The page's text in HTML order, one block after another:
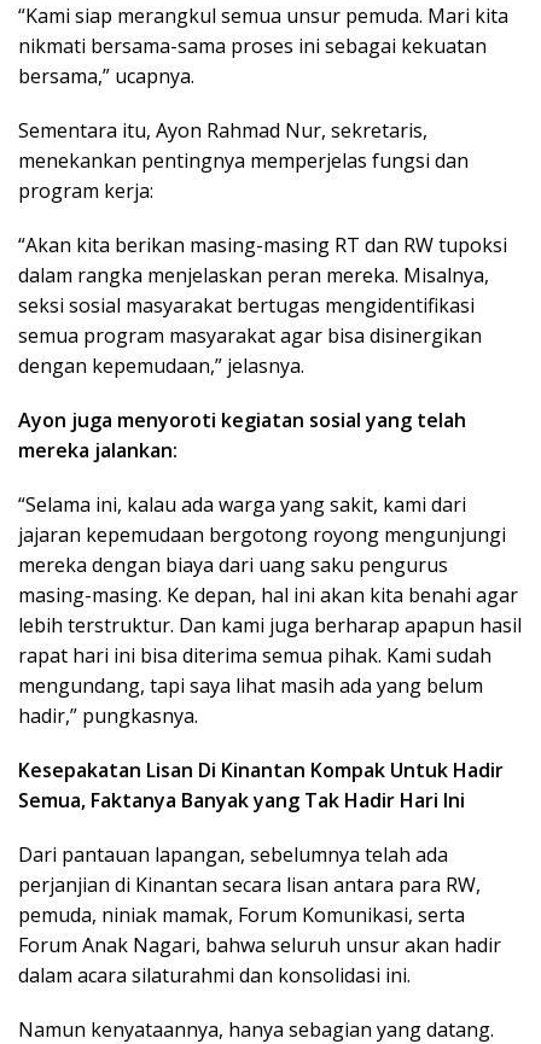
“Kami siap merangkul semua unsur pemuda. Mari kita
nikmati bersama-sama proses ini sebagai kekuatan
bersama,” ucapnya.
Sementara itu, Ayon Rahmad Nur, sekretaris,
menekankan pentingnya memperjelas fungsi dan
program kerja:
“Akan kita berikan masing-masing RT dan RW tupoksi
dalam rangka menjelaskan peran mereka. Misalnya,
seksi sosial masyarakat bertugas mengidentifikasi
semua program masyarakat agar bisa disinergikan
dengan kepemudaan,” jelasnya.
Ayon juga menyoroti kegiatan sosial yang telah
mereka jalankan:
“Selama ini, kalau ada warga yang sakit, kami dari
jajaran kepemudaan bergotong royong mengunjungi
mereka dengan biaya dari uang saku pengurus
masing-masing. Ke depan, hal ini akan kita benahi agar
lebih terstruktur. Dan kami juga berharap apapun hasil
rapat hari ini bisa diterima semua pihak. Kami sudah
mengundang, tapi saya lihat masih ada yang belum
hadir,” pungkasnya.
Kesepakatan Lisan Di Kinantan Kompak Untuk Hadir
Semua, Faktanya Banyak yang Tak Hadir Hari Ini
Dari pantauan lapangan, sebelumnya telah ada
perjanjian di Kinantan secara lisan antara para RW,
pemuda, niniak mamak, Forum Komunikasi, serta
Forum Anak Nagari, bahwa seluruh unsur akan hadir
dalam acara silaturahmi dan konsolidasi ini.
Namun kenyataannya, hanya sebagian yang datang.